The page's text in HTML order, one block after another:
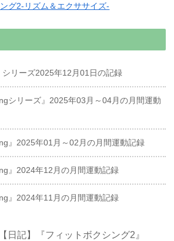
グ2-リズム＆エクササイズ-
シリーズ2025年12月01日の記録
シリーズ』2025年03月～04月の月間運動
』2025年01月～02月の月間運動記録
』2024年12月の月間運動記録
』2024年11月の月間運動記録
【日記】『フィットボクシング2』